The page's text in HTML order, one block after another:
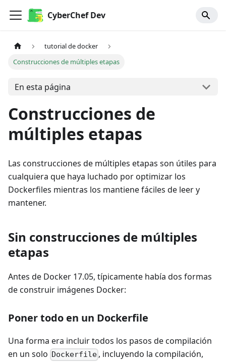
CyberChef Dev
tutorial de docker
Construcciones de múltiples etapas
En esta página
Construcciones de
múltiples etapas
Las construcciones de múltiples etapas son útiles para
cualquiera que haya luchado por optimizar los
Dockerfiles mientras los mantiene fáciles de leer y
mantener.
Sin construcciones de múltiples
etapas
Antes de Docker 17.05, típicamente había dos formas
de construir imágenes Docker:
Poner todo en un Dockerfile
Una forma era incluir todos los pasos de compilación
en un solo Dockerfile , incluyendo la compilación,